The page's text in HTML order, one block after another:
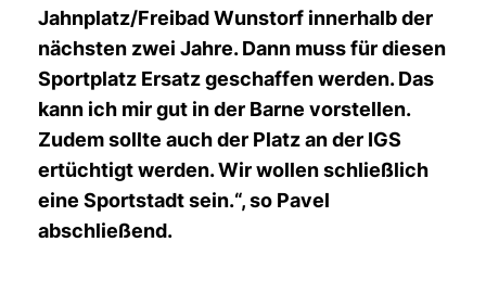
Jahnplatz/Freibad Wunstorf innerhalb der
nächsten zwei Jahre. Dann muss für diesen
Sportplatz Ersatz geschaffen werden. Das
kann ich mir gut in der Barne vorstellen.
Zudem sollte auch der Platz an der IGS
ertüchtigt werden. Wir wollen schließlich
eine Sportstadt sein.“, so Pavel
abschließend.